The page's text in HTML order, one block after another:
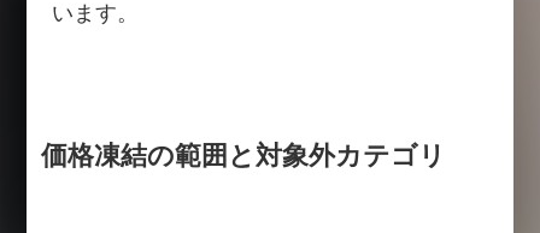
います。
価格凍結の範囲と対象外カテゴリ